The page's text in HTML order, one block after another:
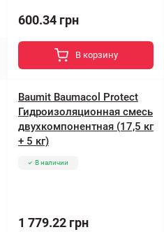
600.34 грн
В корзину
Baumit Baumacol Protect
Гидроизоляционная смесь
двухкомпонентная (17,5 кг
+ 5 кг)
В наличии
1 779.22 грн